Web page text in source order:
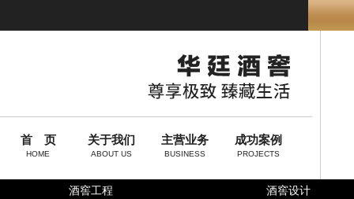
首 页
HOME
关于我们
ABOUT US
主营业务
BUSINESS
成功案例
PROJECTS
酒窖工程 酒窖设计